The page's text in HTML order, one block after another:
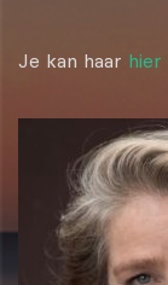
Je kan haar hier